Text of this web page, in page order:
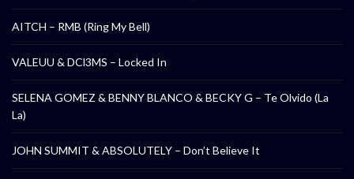
AITCH – RMB (Ring My Bell)
VALEUU & DCl3MS – Locked In
SELENA GOMEZ & BENNY BLANCO & BECKY G – Te Olvido (La
La)
JOHN SUMMIT & ABSOLUTELY – Don’t Believe It